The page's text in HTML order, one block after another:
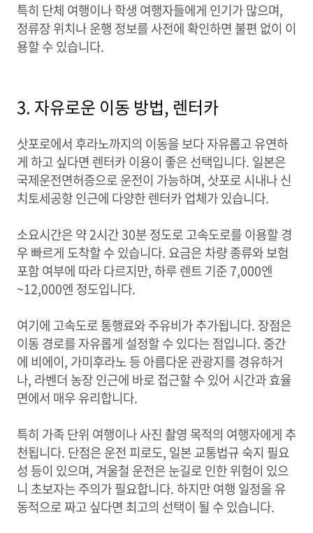
특히 단체 여행이나 학생 여행자들에게 인기가 많으며,
정류장 위치나 운행 정보를 사전에 확인하면 불편 없이 이
용할 수 있습니다.
3. 자유로운 이동 방법, 렌터카
삿포로에서 후라노까지의 이동을 보다 자유롭고 유연하
게 하고 싶다면 렌터카 이용이 좋은 선택입니다. 일본은
국제운전면허증으로 운전이 가능하며, 삿포로 시내나 신
치토세공항 인근에 다양한 렌터카 업체가 있습니다.
소요시간은 약 2시간 30분 정도로 고속도로를 이용할 경
우 빠르게 도착할 수 있습니다. 요금은 차량 종류와 보험
포함 여부에 따라 다르지만, 하루 렌트 기준 7,000엔
~12,000엔 정도입니다.
여기에 고속도로 통행료와 주유비가 추가됩니다. 장점은
이동 경로를 자유롭게 설정할 수 있다는 점입니다. 중간
에 비에이, 가미후라노 등 아름다운 관광지를 경유하거
나, 라벤더 농장 인근에 바로 접근할 수 있어 시간과 효율
면에서 매우 유리합니다.
특히 가족 단위 여행이나 사진 촬영 목적의 여행자에게 추
천됩니다. 단점은 운전 피로도, 일본 교통법규 숙지 필요
성 등이 있으며, 겨울철 운전은 눈길로 인한 위험이 있으
니 초보자는 주의가 필요합니다. 하지만 여행 일정을 유
동적으로 짜고 싶다면 최고의 선택이 될 수 있습니다.